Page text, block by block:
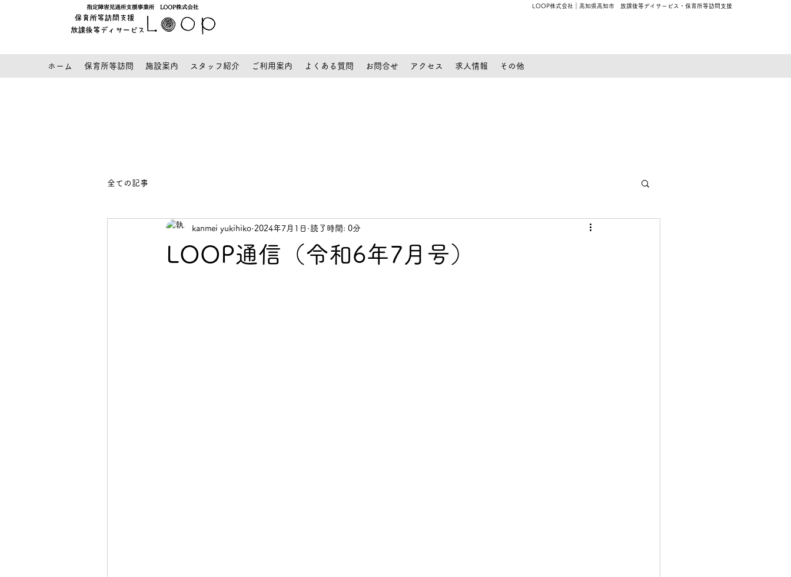
​LOOP株式会社｜高知県高知市 放課後等デイサービス・保育所等訪問支援
ホーム 保育所等訪問 施設案内 スタッフ紹介 ご利用案内 よくある質問 お問合せ アクセス 求人情報 その他
全ての記事
LOOP通信（令和6年7月号）
kanmei yukihiko 2024年7月1日 読了時間: 0分